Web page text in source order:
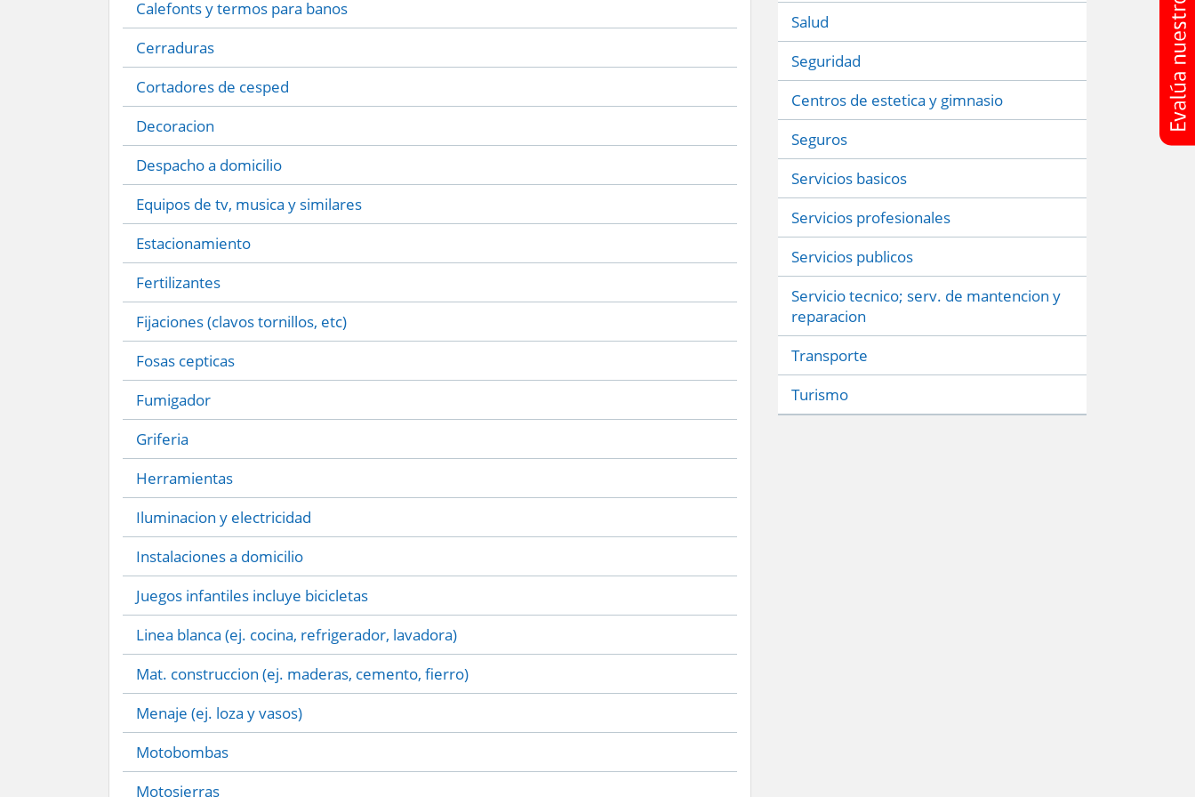
Calefonts y termos para banos
Cerraduras
Cortadores de cesped
Decoracion
Despacho a domicilio
Equipos de tv, musica y similares
Estacionamiento
Fertilizantes
Fijaciones (clavos tornillos, etc)
Fosas cepticas
Fumigador
Griferia
Herramientas
Iluminacion y electricidad
Instalaciones a domicilio
Juegos infantiles incluye bicicletas
Linea blanca (ej. cocina, refrigerador, lavadora)
Mat. construccion (ej. maderas, cemento, fierro)
Menaje (ej. loza y vasos)
Motobombas
Motosierras
Salud
Seguridad
Centros de estetica y gimnasio
Seguros
Servicios basicos
Servicios profesionales
Servicios publicos
Servicio tecnico; serv. de mantencion y
reparacion
Transporte
Turismo